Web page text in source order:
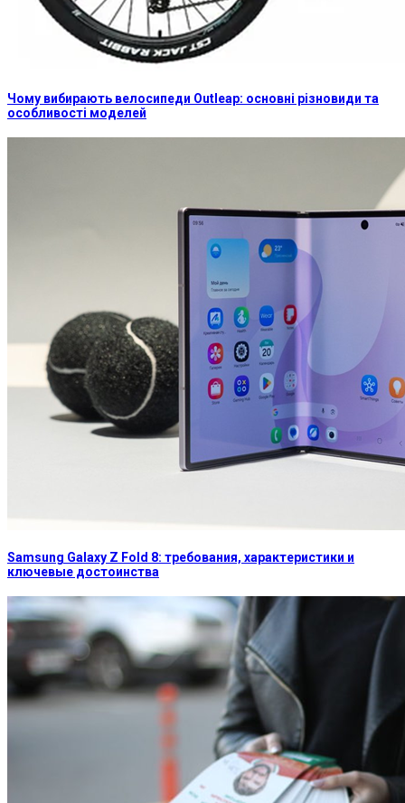
Чому вибирають велосипеди Outleap: основні різновиди та
особливості моделей
Samsung Galaxy Z Fold 8: требования, характеристики и
ключевые достоинства